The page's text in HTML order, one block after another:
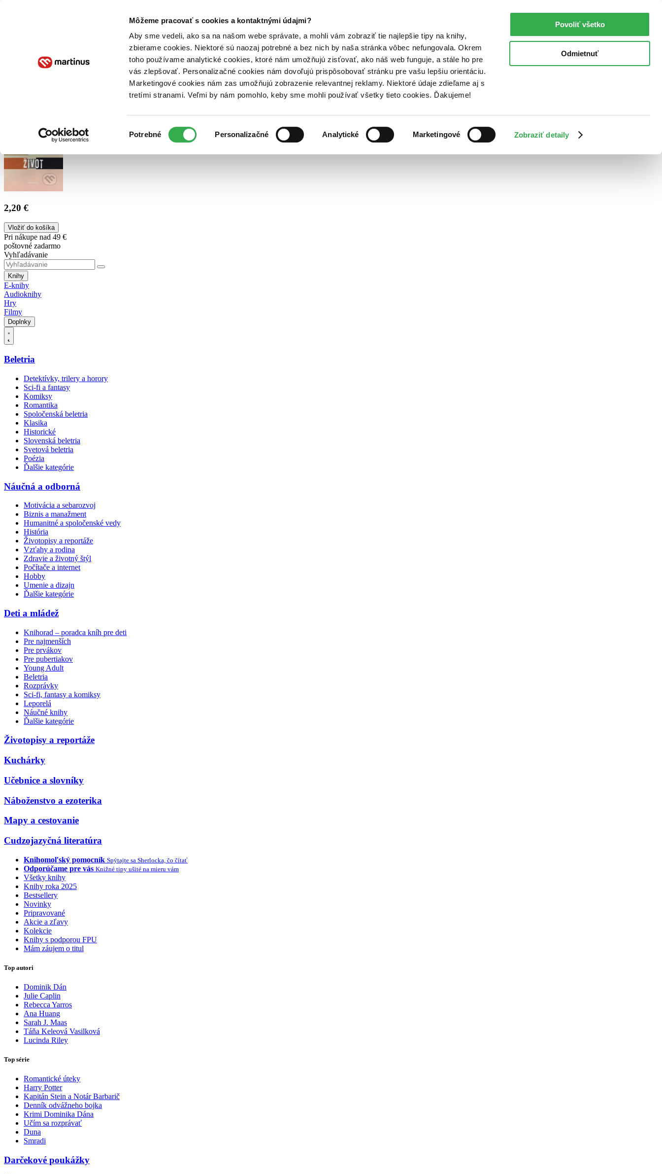
Môžeme pracovať s cookies a kontaktnými údajmi?
Aby sme vedeli, ako sa na našom webe správate, a mohli vám zobraziť tie najlepšie tipy na knihy,
zbierame cookies. Niektoré sú naozaj potrebné a bez nich by naša stránka vôbec nefungovala. Okrem
toho používame analytické cookies, ktoré nám umožňujú zisťovať, ako náš web funguje, a stále ho pre
vás zlepšovať. Personalizačné cookies nám dovoľujú prispôsobovať stránku pre vašu lepšiu orientáciu.
Marketingové cookies nám zas umožňujú zobrazenie relevantnej reklamy. Niektoré údaje zdieľame aj s
tretími stranami. Veľmi by nám pomohlo, keby sme mohli používať všetky tieto cookies. Ďakujeme!
súhlasu
Potrebné Personalizačné Analytické Marketingové Zobraziť detaily
Povoliť všetko
Odmietnuť
Poukážky Kontakt
2,20 €
Vložiť do košíka
Pri nákupe nad 49 €
poštovné zadarmo
Vyhľadávanie
Knihy
E-knihy
Audioknihy
Hry
Filmy
Doplnky
Beletria
Detektívky, trilery a horory
Sci-fi a fantasy
Komiksy
Romantika
Spoločenská beletria
Klasika
Historické
Slovenská beletria
Svetová beletria
Poézia
Ďalšie kategórie
Náučná a odborná
Motivácia a sebarozvoj
Biznis a manažment
Humanitné a spoločenské vedy
História
Životopisy a reportáže
Vzťahy a rodina
Zdravie a životný štýl
Počítače a internet
Hobby
Umenie a dizajn
Ďalšie kategórie
Deti a mládež
Knihorad – poradca kníh pre deti
Pre najmenších
Pre prvákov
Pre pubertiakov
Young Adult
Beletria
Rozprávky
Sci-fi, fantasy a komiksy
Leporelá
Náučné knihy
Ďalšie kategórie
Životopisy a reportáže
Kuchárky
Učebnice a slovníky
Náboženstvo a ezoterika
Mapy a cestovanie
Cudzojazyčná literatúra
Knihomoľský pomocník Spýtajte sa Sherlocka, čo čítať
Odporúčame pre vás Knižné tipy ušité na mieru vám
Všetky knihy
Knihy roka 2025
Bestsellery
Novinky
Pripravované
Akcie a zľavy
Kolekcie
Knihy s podporou FPU
Mám záujem o titul
Top autori
Dominik Dán
Julie Caplin
Rebecca Yarros
Ana Huang
Sarah J. Maas
Táňa Keleová Vasilková
Lucinda Riley
Top série
Romantické úteky
Harry Potter
Kapitán Stein a Notár Barbarič
Denník odvážneho bojka
Krimi Dominika Dána
Učím sa rozprávať
Duna
Smradi
Darčekové poukážky